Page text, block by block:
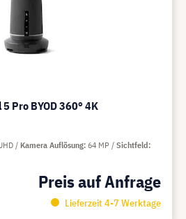
Pro BYOD 360° 4K
Preis auf Anfrage
Lieferzeit 4-7 Werktage
Kamera Auflösung 64 MP
Sichtfeld